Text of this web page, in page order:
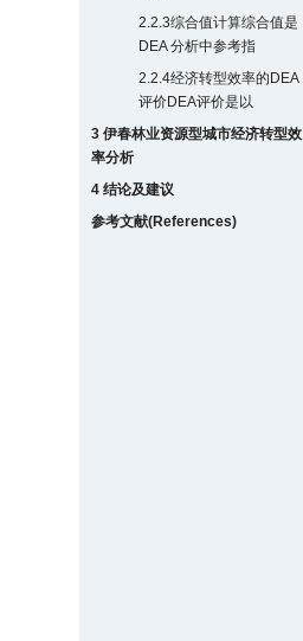
2.2.3综合值计算综合值是
DEA 分析中参考指
2.2.4经济转型效率的DEA
评价DEA评价是以
3 伊春林业资源型城市经济转型效
率分析
4 结论及建议
参考文献(References)